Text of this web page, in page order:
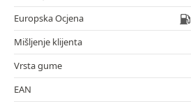
Europska Ocjena
Mišljenje klijenta
Vrsta gume
EAN